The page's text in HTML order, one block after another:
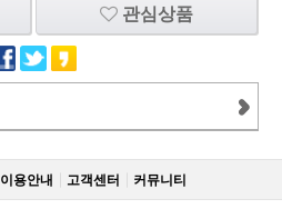
관심상품
이용안내 고객센터 커뮤니티